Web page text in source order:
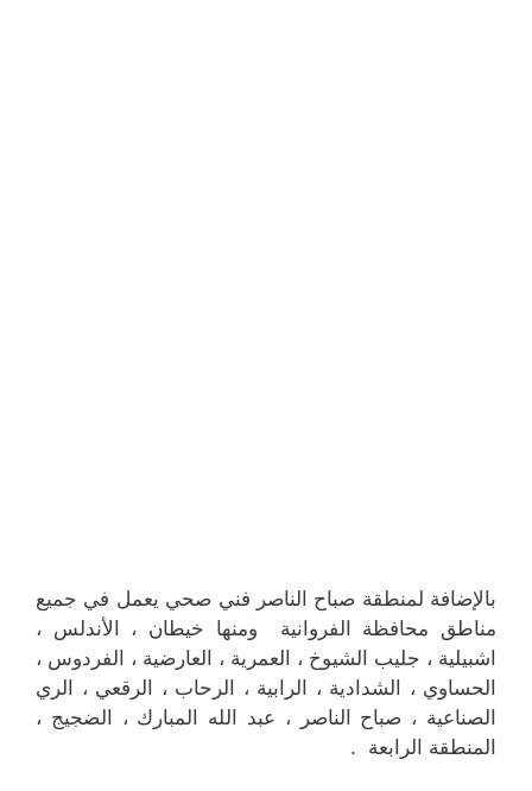
بالإضافة لمنطقة صباح الناصر فني صحي يعمل في جميع
مناطق محافظة الفروانية ومنها خيطان ، الأندلس ،
اشبيلية ، جليب الشيوخ ، العمرية ، العارضية ، الفردوس ،
الحساوي ، الشدادية ، الرابية ، الرحاب ، الرقعي ، الري
الصناعية ، صباح الناصر ، عبد الله المبارك ، الضجيج ،
المنطقة الرابعة .